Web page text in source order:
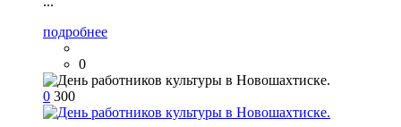
подробнее
0
0 300